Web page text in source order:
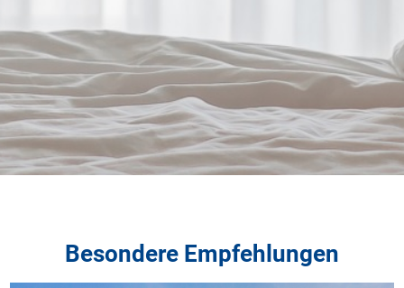
Besondere Empfehlungen